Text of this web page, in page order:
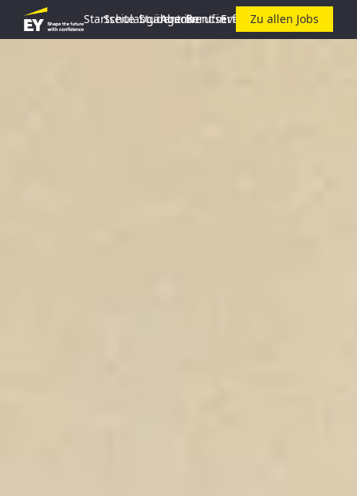
Startseite
Schulabgänger:in
Student:in
Absolvent:in
Berufserfahrene:r
EventsZu allen Jobs